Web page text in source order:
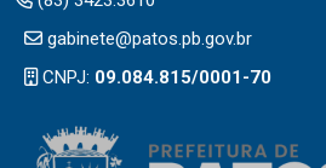
gabinete@patos.pb.gov.br
CNPJ: 09.084.815/0001-70